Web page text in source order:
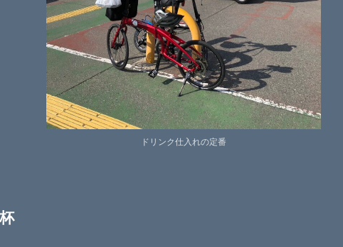
ドリンク仕入れの定番